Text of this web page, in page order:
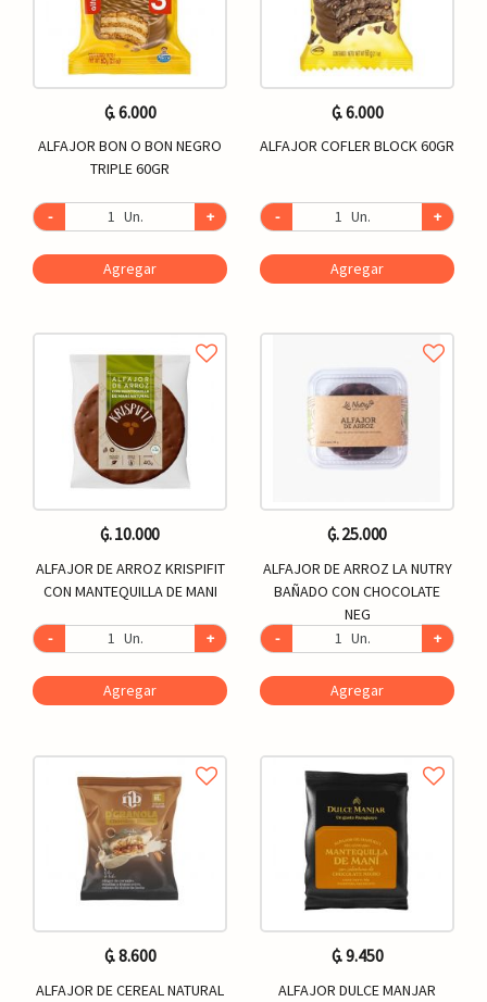
₲. 6.000
ALFAJOR BON O BON NEGRO
TRIPLE 60GR
- Un. +
Agregar
₲. 6.000
ALFAJOR COFLER BLOCK 60GR
- Un. +
Agregar
₲. 10.000
ALFAJOR DE ARROZ KRISPIFIT
CON MANTEQUILLA DE MANI
- Un. +
Agregar
₲. 25.000
ALFAJOR DE ARROZ LA NUTRY
BAÑADO CON CHOCOLATE
NEG
-
Un. +
Agregar
₲. 8.600
ALFAJOR DE CEREAL NATURAL
₲. 9.450
ALFAJOR DULCE MANJAR